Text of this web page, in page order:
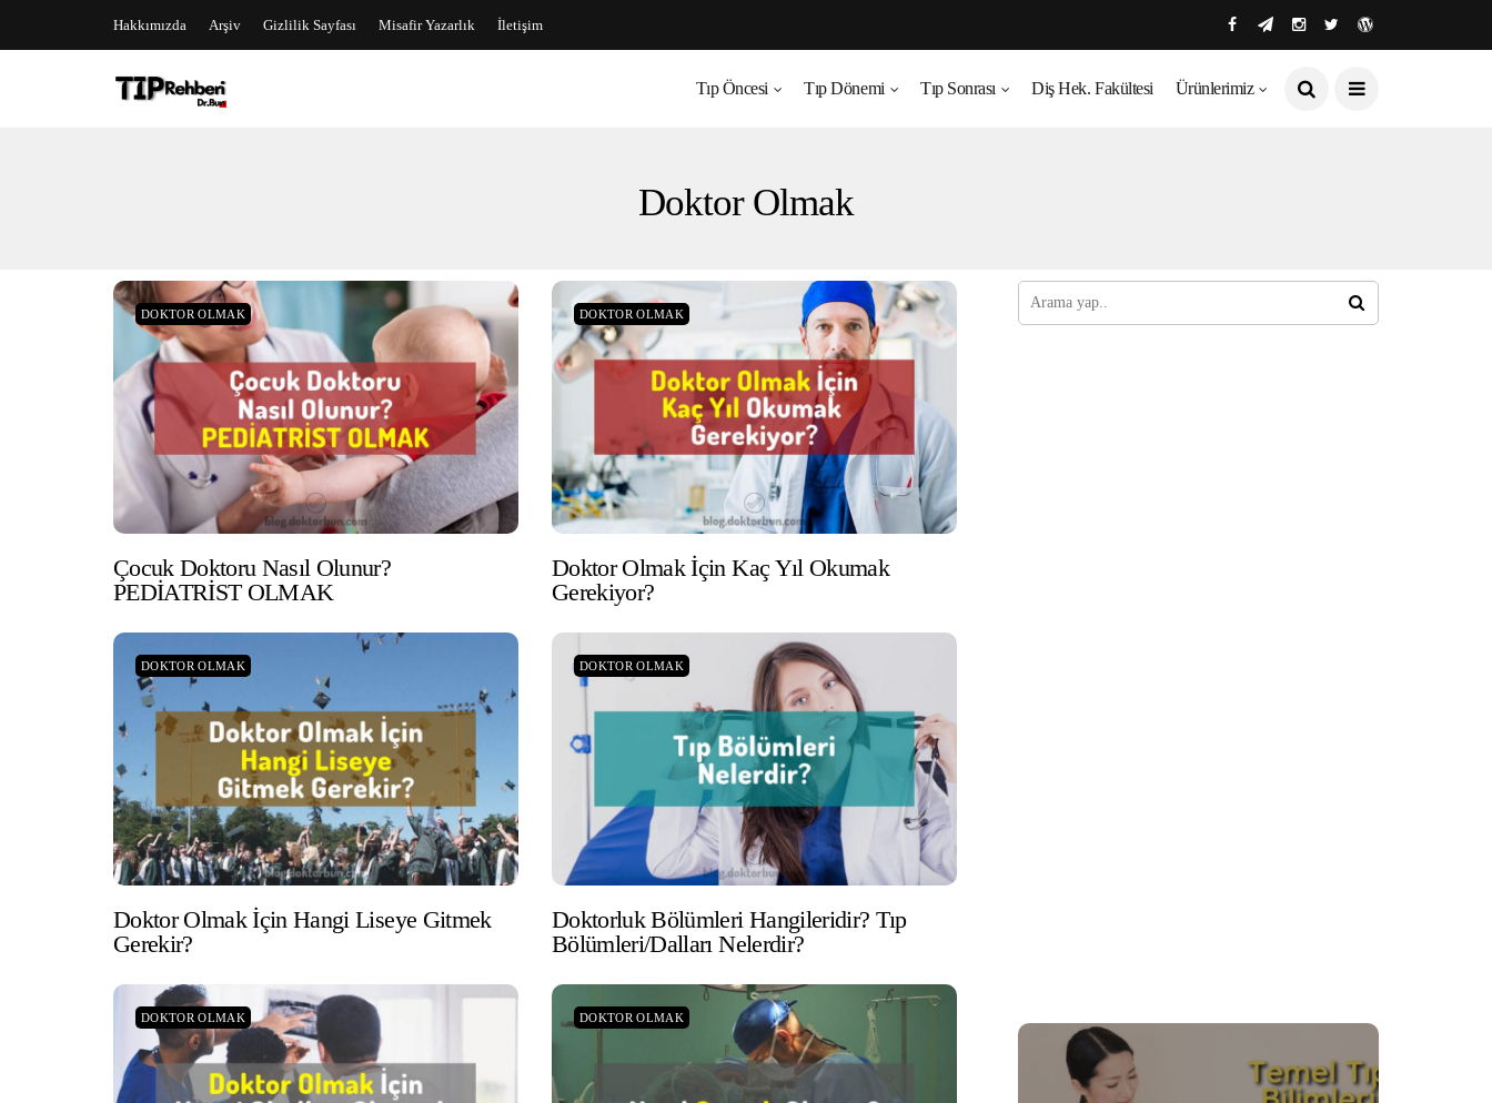
Hakkımızda Arşiv Gizlilik Sayfası Misafir Yazarlık İletişim
Tıp Öncesi Tıp Dönemi Tıp Sonrası Diş Hek. Fakültesi Ürünlerimiz
Doktor Olmak
DOKTOR OLMAK
Çocuk Doktoru Nasıl Olunur?
PEDİATRİST OLMAK
DOKTOR OLMAK
Doktor Olmak İçin Kaç Yıl Okumak
Gerekiyor?
DOKTOR OLMAK
Doktor Olmak İçin Hangi Liseye Gitmek
Gerekir?
DOKTOR OLMAK
Doktorluk Bölümleri Hangileridir? Tıp
Bölümleri/Dalları Nelerdir?
DOKTOR OLMAK DOKTOR OLMAK